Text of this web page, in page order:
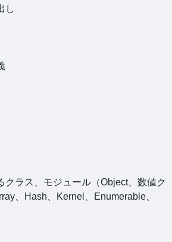
し
ラス、モジュール（Object、数値ク
、Hash、Kernel、Enumerable、